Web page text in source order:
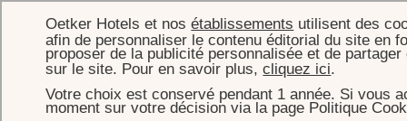
ACCUEIL CHAMBRES & SUITES SUITE UNE CHAMBRE
Oetker Hotels et nosétablissements utilisent des
afin de personnaliser le contenu éditorial du site en
proposer de la publicité personnalisée et de
sur le site. Pour en savoir plus,cliquez ici.
Votre choix est conservé pendant 1 année. Si vous
moment sur votre décision via la page Politique